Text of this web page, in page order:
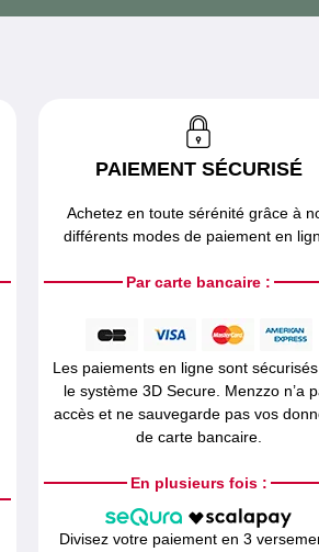
PAIEMENT SÉCURISÉ
Achetez en toute sérénité grâce à
différents modes de paiement en
Par carte bancaire :
Les paiements en ligne sont
le système 3D Secure. Menzzo n’a
accès et ne sauvegarde pas vos
de carte bancaire.
En plusieurs fois :
Divisez votre paiement en 3